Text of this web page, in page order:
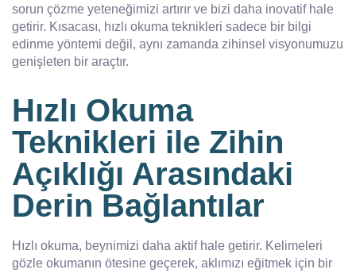
sorun çözme yeteneğimizi artırır ve bizi daha inovatif hale
getirir. Kısacası, hızlı okuma teknikleri sadece bir bilgi
edinme yöntemi değil, aynı zamanda zihinsel visyonumuzu
genişleten bir araçtır.
Hızlı Okuma
Teknikleri ile Zihin
Açıklığı Arasındaki
Derin Bağlantılar
Hızlı okuma, beynimizi daha aktif hale getirir. Kelimeleri
gözle okumanın ötesine geçerek, aklımızı eğitmek için bir